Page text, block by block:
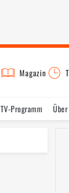
Magazin
TV-Programm